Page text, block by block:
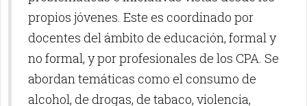
propios jóvenes. Este es coordinado por
docentes del ámbito de educación, formal y
no formal, y por profesionales de los CPA. Se
abordan temáticas como el consumo de
alcohol, de drogas, de tabaco, violencia,